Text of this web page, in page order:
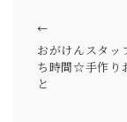
おがけんスタッ
ち時間☆手作り
と
←